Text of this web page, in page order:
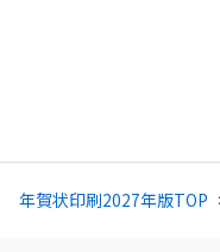
年賀状印刷2027年版TOP